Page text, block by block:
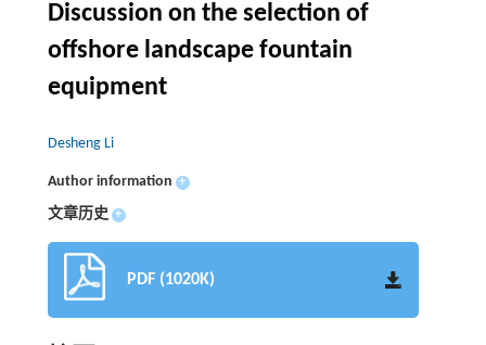
Discussion on the selection of
offshore landscape fountain
equipment
Desheng Li
Author information +
文章历史 +
PDF (1020K)